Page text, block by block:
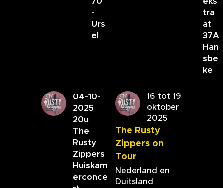
-
Urs
el
tra
at
37A
Han
sbe
ke
04-10-
2025
20u
The
Rusty
Zippers
Huiskam
erconce
16 tot 19
oktober
2025
The Rusty
Zippers on
Tour
Nederland en
Duitsland